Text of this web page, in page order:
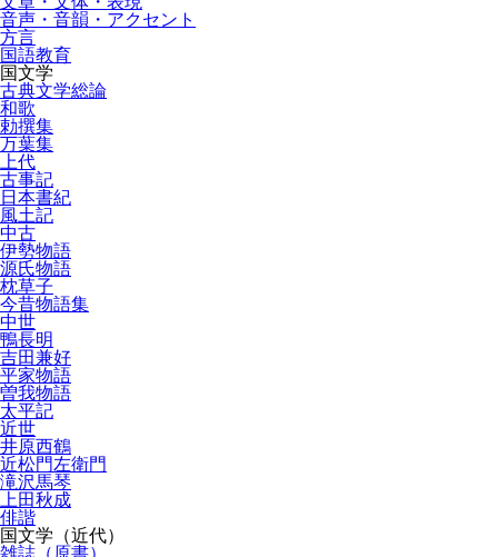
音声・音韻・アクセント
方言
国語教育
国文学
古典文学総論
和歌
勅撰集
万葉集
上代
古事記
日本書紀
風土記
中古
伊勢物語
源氏物語
枕草子
今昔物語集
中世
鴨長明
吉田兼好
平家物語
曽我物語
太平記
近世
井原西鶴
近松門左衛門
滝沢馬琴
上田秋成
俳諧
国文学（近代）
雑誌（原書）